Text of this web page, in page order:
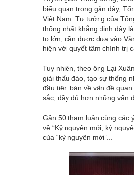
biểu quan trọng gần đây,
Việt Nam. Tư tưởng của
thống nhất khẳng định đây
to lớn, cần được đưa vào
hiện với quyết tâm chính trị
Tuy nhiên, theo ông Lại
giải thấu đáo, tạo sự thống
đầu tiên bàn về vấn đề
sắc, đầy đủ hơn những vấn
Gần 50 tham luận cùng các
về “Kỷ nguyên mới, kỷ
của “kỷ nguyên mới”...